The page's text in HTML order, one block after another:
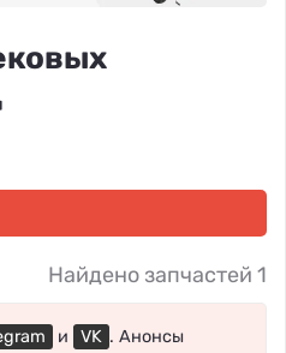
Найдено запчастей 1
и VK . Анонсы